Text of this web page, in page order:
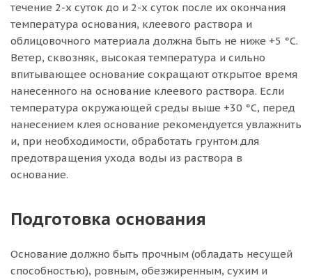
течение 2-х суток до и 2-х суток после их окончания
температура основания, клеевого раствора и
облицовочного материала должна быть не ниже +5 °С.
Ветер, сквозняк, высокая температура и сильно
впитывающее основание сокращают открытое время
нанесенного на основание клеевого раствора. Если
температура окружающей среды выше +30 °С, перед
нанесением клея основание рекомендуется увлажнить
и, при необходимости, обработать грунтом для
предотвращения ухода воды из раствора в
основание.
Подготовка основания
Основание должно быть прочным (обладать несущей
способностью), ровным, обезжиренным, сухим и